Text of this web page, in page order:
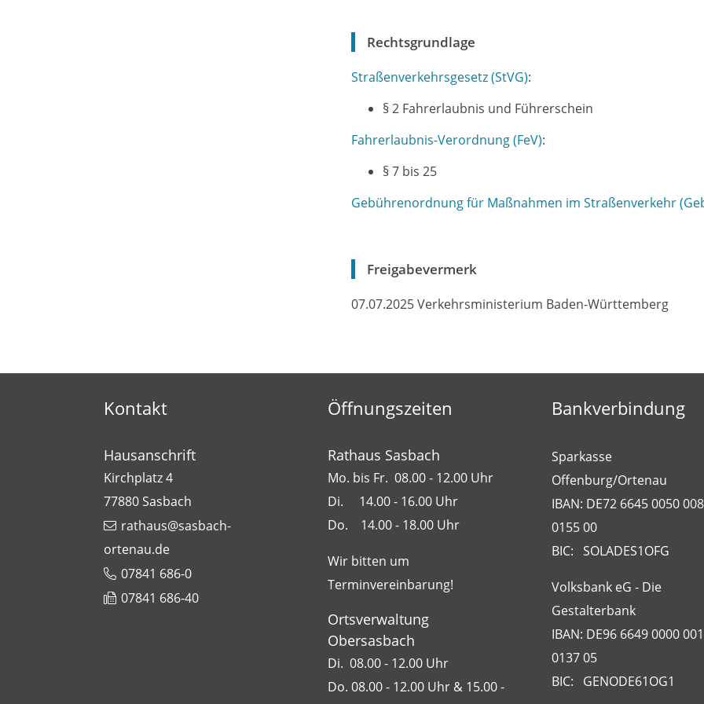
Rechtsgrundlage
Straßenverkehrsgesetz (StVG):
§ 2 Fahrerlaubnis und Führerschein
Fahrerlaubnis-Verordnung (FeV):
§ 7 bis 25
Gebührenordnung für Maßnahmen im Straßenverkehr
Freigabevermerk
07.07.2025 Verkehrsministerium Baden-Württemberg
Kontakt
Hausanschrift
Kirchplatz 4
77880Sasbach
rathaus@sasbach-
ortenau.de
07841 686-0
07841 686-40
Öffnungszeiten
Rathaus Sasbach
Mo. bis Fr. 08.00 - 12.00 Uhr
Di. 14.00 - 16.00 Uhr
Do. 14.00 - 18.00 Uhr
Wir bitten um
Terminvereinbarung!
Ortsverwaltung
Obersasbach
Di. 08.00 - 12.00 Uhr
Do. 08.00 - 12.00 Uhr & 15.00 -
Bankverbindung
Sparkasse
Offenburg/Ortenau
IBAN: DE72 6645 0050
0155 00
BIC: SOLADES1OFG
Volksbank eG - Die
Gestalterbank
IBAN: DE96 6649 0000
0137 05
BIC: GENODE61OG1